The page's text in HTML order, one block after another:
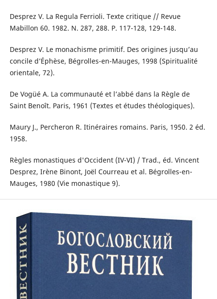
Desprez V. La Regula Ferrioli. Texte critique // Revue
Mabillon 60. 1982. N. 287, 288. P. 117-128, 129-148.
Desprez V. Le monachisme primitif. Des origines jusqu’au
concile d’Éphèse, Bégrolles-en-Mauges, 1998 (Spiritualité
orientale, 72).
De Vogüé A. La communauté et l’abbé dans la Règle de
Saint Benoît. Paris, 1961 (Textes et études théologiques).
Maury J., Percheron R. Itinéraires romains. Paris, 1950. 2 éd.
1958.
Règles monastiques d'Occident (IV-VI) / Trad., éd. Vincent
Desprez, Irène Binont, Joël Courreau et al. Bégrolles-en-
Mauges, 1980 (Vie monastique 9).